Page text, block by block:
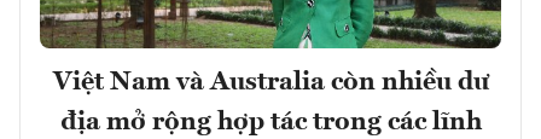
Việt Nam và Australia còn nhiều dư
địa mở rộng hợp tác trong các lĩnh